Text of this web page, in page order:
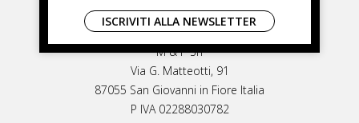
LIVIANA MIRARCHI
M & P Srl
Via G. Matteotti, 91
87055 San Giovanni in Fiore Italia
P IVA 02288030782
ISCRIVITI ALLA NEWSLETTER